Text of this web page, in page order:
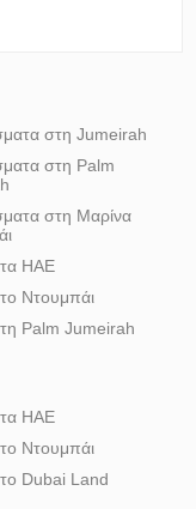
στη Jumeirah
στη Palm
στη Μαρίνα
ΗΑΕ
Ντουμπάι
Palm Jumeirah
ΗΑΕ
Ντουμπάι
Dubai Land